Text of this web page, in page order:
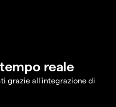
reale
grazie all'integrazione di